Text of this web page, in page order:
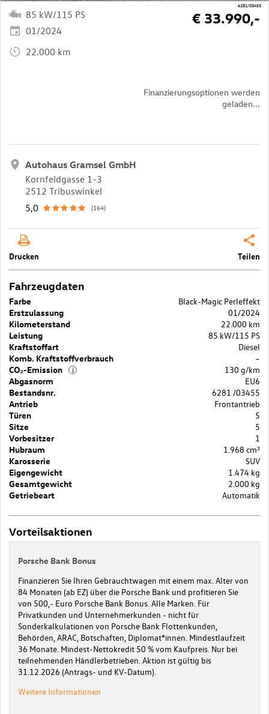
6281/03455
85 kW/115 PS
01/2024
22.000 km
Finanzierungsoptionen werden
geladen...
€ 33.990,-
Autohaus Gramsel GmbH
Kornfeldgasse 1-3
2512 Tribuswinkel
5,0
(164)
Drucken Teilen
Fahrzeugdaten
Farbe
Black-Magic Perleffekt
Erstzulassung
01/2024
Kilometerstand
22.000 km
Leistung
85 kW/115 PS
Kraftstoffart
Diesel
Komb. Kraftstoffverbrauch
–
CO₂-Emission
i
130 g/km
Abgasnorm
EU6
Bestandsnr.
6281 /03455
Antrieb
Frontantrieb
Türen
5
Sitze
5
Vorbesitzer
1
Hubraum
1.968 cm³
Karosserie
SUV
Eigengewicht
1.474 kg
Gesamtgewicht
2.000 kg
Getriebeart
Automatik
Vorteilsaktionen
Porsche Bank Bonus
Finanzieren Sie Ihren Gebrauchtwagen mit einem max. Alter von
84 Monaten (ab EZ) über die Porsche Bank und profitieren Sie
von 500,- Euro Porsche Bank Bonus. Alle Marken. Für
Privatkunden und Unternehmerkunden - nicht für
Sonderkalkulationen von Porsche Bank Flottenkunden,
Behörden, ARAC, Botschaften, Diplomat*innen. Mindestlaufzeit
36 Monate. Mindest-Nettokredit 50 % vom Kaufpreis. Nur bei
teilnehmenden Händlerbetrieben. Aktion ist gültig bis
31.12.2026 (Antrags- und KV-Datum).
Weitere Informationen